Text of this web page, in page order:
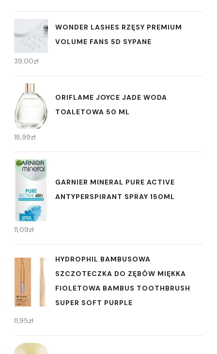
WONDER LASHES RZĘSY PREMIUM
VOLUME FANS 5D SYPANE
39,00zł
ORIFLAME JOYCE JADE WODA
TOALETOWA 50 ML
18,99zł
GARNIER MINERAL PURE ACTIVE
ANTYPERSPIRANT SPRAY 150ML
11,09zł
HYDROPHIL BAMBUSOWA
SZCZOTECZKA DO ZĘBÓW MIĘKKA
FIOLETOWA BAMBUS TOOTHBRUSH
SUPER SOFT PURPLE
11,95zł